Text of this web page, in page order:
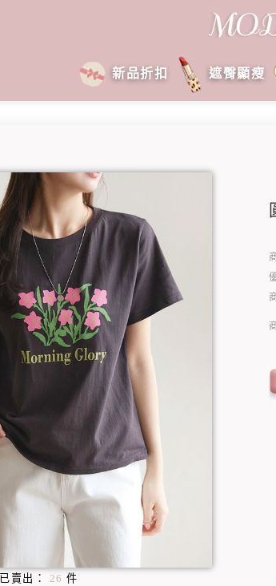
新品折扣 遮臀顯瘦
已賣出： 26 件